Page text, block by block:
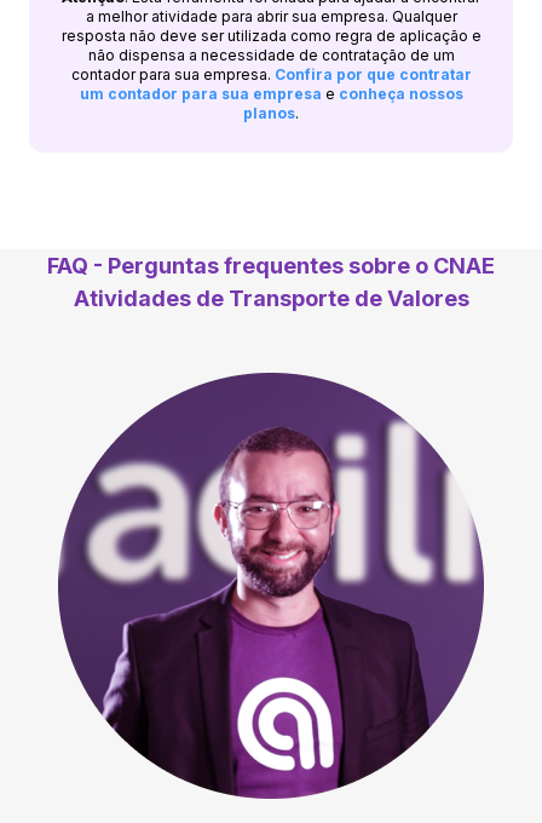
a melhor atividade para abrir sua empresa. Qualquer
resposta não deve ser utilizada como regra de aplicação e
não dispensa a necessidade de contratação de um
contador para sua empresa. Confira por que contratar
um contador para sua empresa e conheça nossos
planos.
FAQ - Perguntas frequentes sobre o CNAE
Atividades de Transporte de Valores